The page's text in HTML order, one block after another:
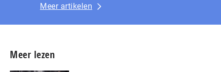
Meer artikelen
Meer lezen